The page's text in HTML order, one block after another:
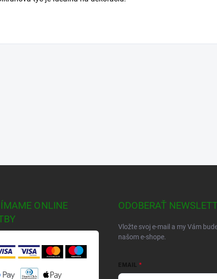
ONLINE
ODOBERAŤ
Vložte svoj e-mail a my Vám
našom e-shope.
EMAIL